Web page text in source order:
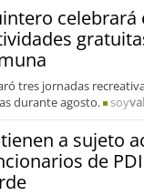
celebrará
tres jornadas
durante agosto.
soy
a sujeto
de